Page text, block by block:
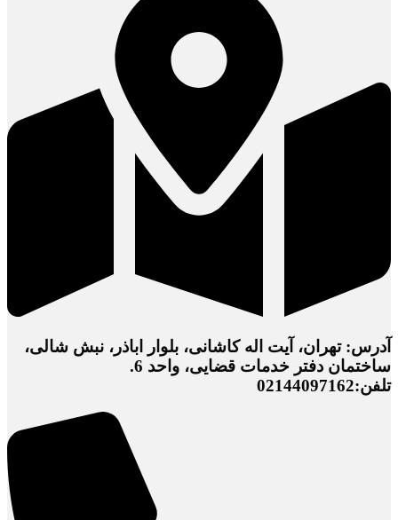
آدرس: تهران، آیت اله کاشانی، بلوار اباذر، نبش شالی،
ساختمان دفتر خدمات قضایی، واحد 6.
تلفن:02144097162